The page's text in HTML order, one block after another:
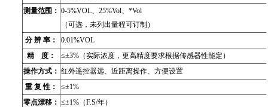
测量范围： 0-5%VOL、25%Vol、*Vol
（可选，未列出量程可订制）
分 辨 率：
0.01%VOL
精 度：
≤±3%（实际浓度，更高精度要求根据传感器性能定）
操作方式： 红外遥控器远、近距离操作、方便设置
重 复 性：
≤±1%
零点漂移： ≤±1%（F.S/年）